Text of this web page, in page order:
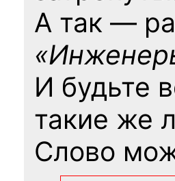
А так —
И будьте
такие же
Слово